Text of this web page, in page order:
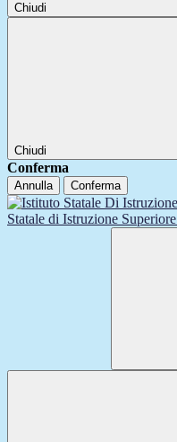
Chiudi
Chiudi
Conferma
Annulla Conferma
Statale di Istruzione Superiore